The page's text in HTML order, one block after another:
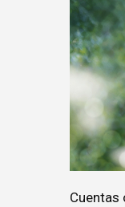
Cuentas